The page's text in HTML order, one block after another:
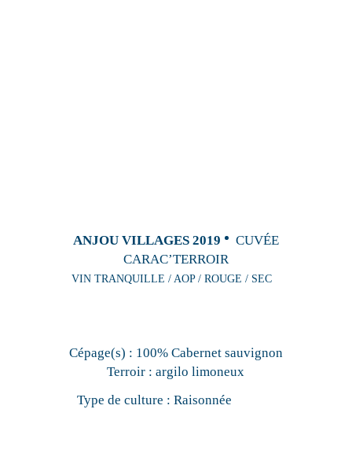
ANJOU VILLAGES 2019
CUVÉE
CARAC’TERROIR
VIN TRANQUILLE / AOP / ROUGE / SEC
Cépage(s) : 100% Cabernet sauvignon
Terroir : argilo limoneux
Type de culture : Raisonnée